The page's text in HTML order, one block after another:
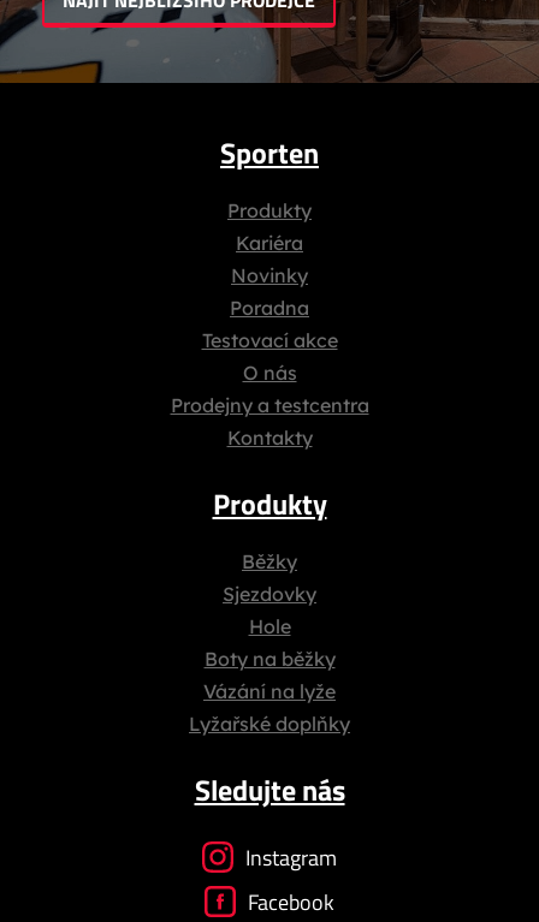
Sporten
Produkty
Kariéra
Novinky
Poradna
Testovací akce
O nás
Prodejny a testcentra
Kontakty
Produkty
Běžky
Sjezdovky
Hole
Boty na běžky
Vázání na lyže
Lyžařské doplňky
Sledujte nás
Instagram
Facebook